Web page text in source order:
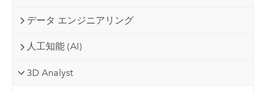
データ エンジニアリング
人工知能 (AI)
3D Analyst